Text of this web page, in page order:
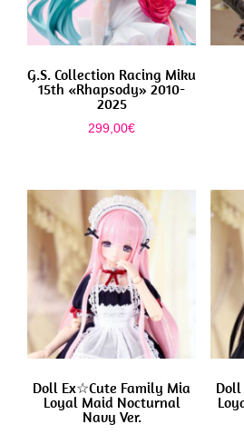
G.S. Collection Racing Miku
15th «Rhapsody» 2010-
2025
299,00€
Doll Ex☆Cute Family Mia
Loyal Maid Nocturnal
Navy Ver.